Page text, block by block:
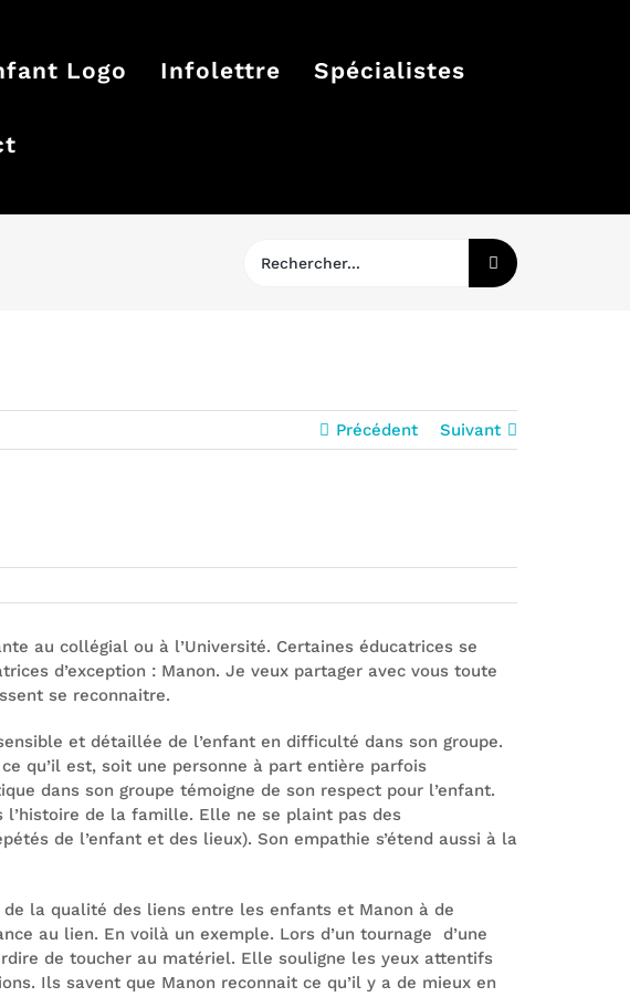
Infolettre Spécialistes
Précédent Suivant
au collégial ou à l’Université. Certaines éducatrices se
d’exception : Manon. Je veux partager avec vous toute
se reconnaitre.
et détaillée de l’enfant en difficulté dans son groupe.
qu’il est, soit une personne à part entière parfois
dans son groupe témoigne de son respect pour l’enfant.
de la famille. Elle ne se plaint pas des
de l’enfant et des lieux). Son empathie s’étend aussi à la
de la qualité des liens entre les enfants et Manon à de
au lien. En voilà un exemple. Lors d’un tournage d’une
de toucher au matériel. Elle souligne les yeux attentifs
Ils savent que Manon reconnait ce qu’il y a de mieux en